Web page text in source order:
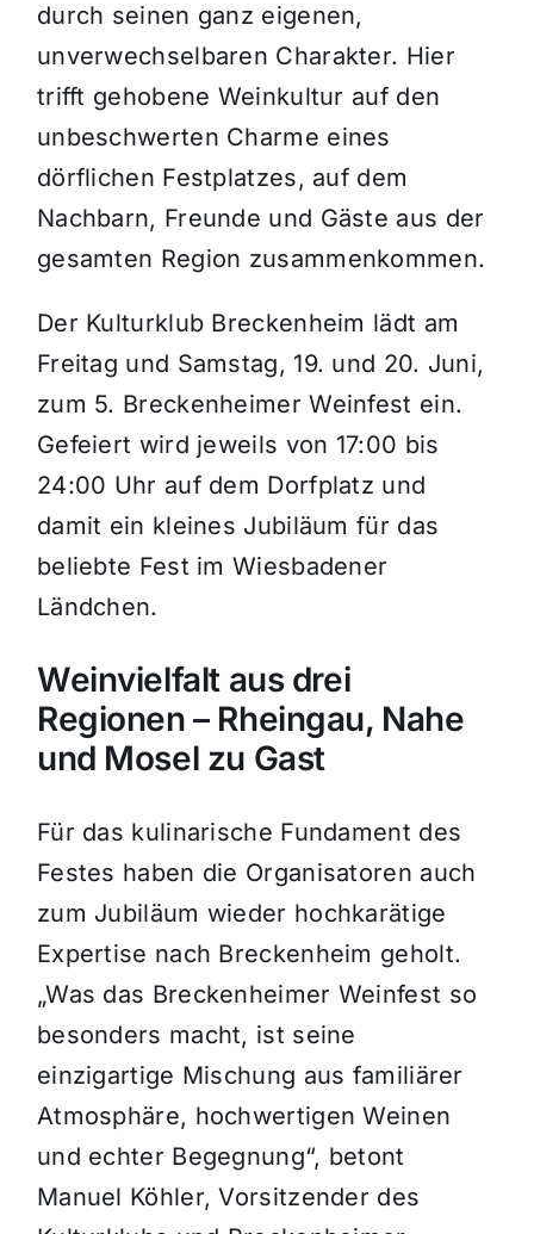
durch seinen ganz eigenen,
unverwechselbaren Charakter. Hier
trifft gehobene Weinkultur auf den
unbeschwerten Charme eines
dörflichen Festplatzes, auf dem
Nachbarn, Freunde und Gäste aus der
gesamten Region zusammenkommen.
Der Kulturklub Breckenheim lädt am
Freitag und Samstag, 19. und 20. Juni,
zum 5. Breckenheimer Weinfest ein.
Gefeiert wird jeweils von 17:00 bis
24:00 Uhr auf dem Dorfplatz und
damit ein kleines Jubiläum für das
beliebte Fest im Wiesbadener
Ländchen.
Weinvielfalt aus drei
Regionen – Rheingau, Nahe
und Mosel zu Gast
Für das kulinarische Fundament des
Festes haben die Organisatoren auch
zum Jubiläum wieder hochkarätige
Expertise nach Breckenheim geholt.
„Was das Breckenheimer Weinfest so
besonders macht, ist seine
einzigartige Mischung aus familiärer
Atmosphäre, hochwertigen Weinen
und echter Begegnung“, betont
Manuel Köhler, Vorsitzender des